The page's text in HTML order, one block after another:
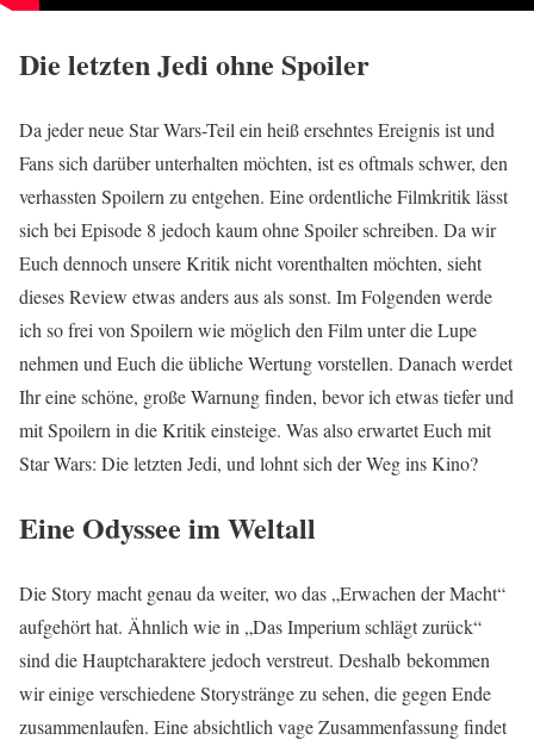
Die letzten Jedi ohne Spoiler
Da jeder neue Star Wars-Teil ein heiß ersehntes Ereignis ist und
Fans sich darüber unterhalten möchten, ist es oftmals schwer, den
verhassten Spoilern zu entgehen. Eine ordentliche Filmkritik lässt
sich bei Episode 8 jedoch kaum ohne Spoiler schreiben. Da wir
Euch dennoch unsere Kritik nicht vorenthalten möchten, sieht
dieses Review etwas anders aus als sonst. Im Folgenden werde
ich so frei von Spoilern wie möglich den Film unter die Lupe
nehmen und Euch die übliche Wertung vorstellen. Danach werdet
Ihr eine schöne, große Warnung finden, bevor ich etwas tiefer und
mit Spoilern in die Kritik einsteige. Was also erwartet Euch mit
Star Wars: Die letzten Jedi, und lohnt sich der Weg ins Kino?
Eine Odyssee im Weltall
Die Story macht genau da weiter, wo das „Erwachen der Macht“
aufgehört hat. Ähnlich wie in „Das Imperium schlägt zurück“
sind die Hauptcharaktere jedoch verstreut. Deshalb bekommen
wir einige verschiedene Storystränge zu sehen, die gegen Ende
zusammenlaufen. Eine absichtlich vage Zusammenfassung findet